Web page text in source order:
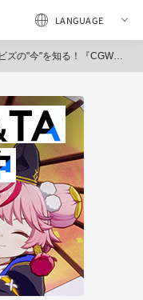
ンビズカンファレンス2022夏』が7月8日に開催！事前申込を開始！